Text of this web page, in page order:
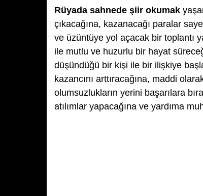
Rüyada sahnede şiir okumak
çıkacağına, kazanacağı paralar
ve üzüntüye yol açacak bir toplantı
ile mutlu ve huzurlu bir hayat
düşündüğü bir kişi ile bir ilişkiye
kazancını arttıracağına, maddi
olumsuzlukların yerini başarılara
atılımlar yapacağına ve yardıma